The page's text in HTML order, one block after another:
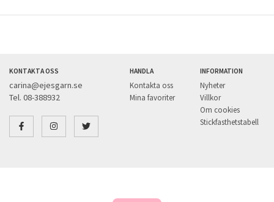
KONTAKTA OSS
carina@ejesgarn.se
Tel. 08-388932
HANDLA
Kontakta oss
Mina favoriter
INFORMATION
Nyheter
Villkor
Om cookies
Stickfasthetstabell